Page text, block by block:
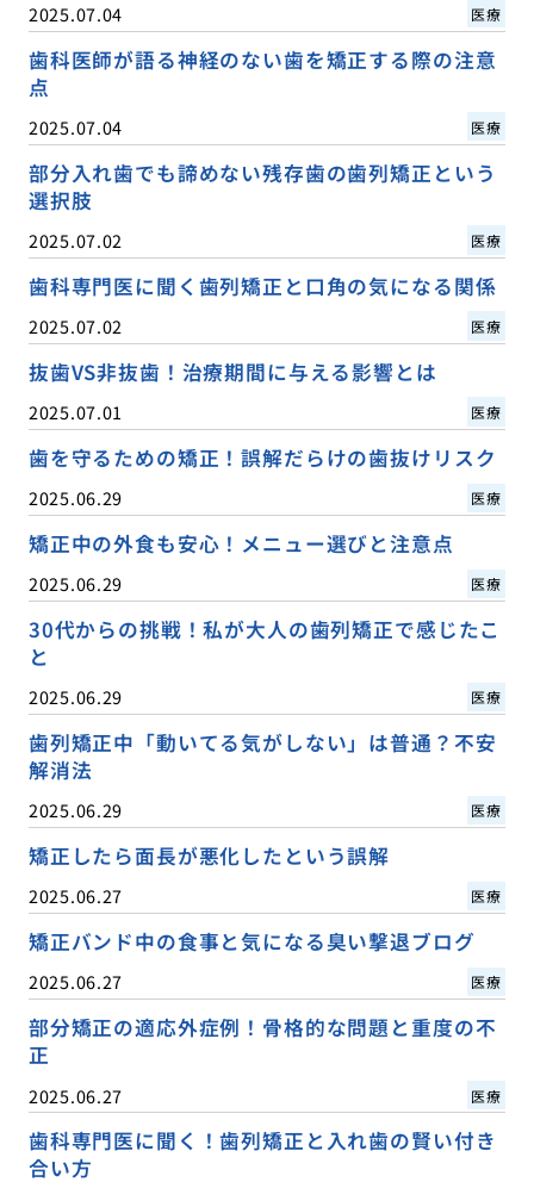
2025.07.04 医療
歯科医師が語る神経のない歯を矯正する際の注意
点
2025.07.04 医療
部分入れ歯でも諦めない残存歯の歯列矯正という
選択肢
2025.07.02 医療
歯科専門医に聞く歯列矯正と口角の気になる関係
2025.07.02 医療
抜歯VS非抜歯！治療期間に与える影響とは
2025.07.01 医療
歯を守るための矯正！誤解だらけの歯抜けリスク
2025.06.29 医療
矯正中の外食も安心！メニュー選びと注意点
2025.06.29 医療
30代からの挑戦！私が大人の歯列矯正で感じたこ
と
2025.06.29 医療
歯列矯正中「動いてる気がしない」は普通？不安
解消法
2025.06.29 医療
矯正したら面長が悪化したという誤解
2025.06.27 医療
矯正バンド中の食事と気になる臭い撃退ブログ
2025.06.27 医療
部分矯正の適応外症例！骨格的な問題と重度の不
正
2025.06.27 医療
歯科専門医に聞く！歯列矯正と入れ歯の賢い付き
合い方